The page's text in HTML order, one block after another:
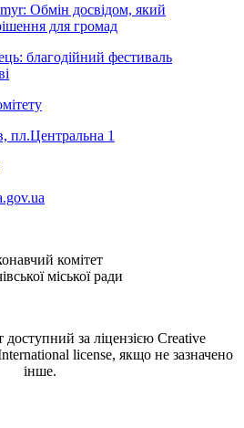
Обмін досвідом, який
для громад
благодійний фестиваль
пл.Центральна 1
комітет
міської ради
за ліцензією Creative
license, якщо не зазначено
інше.